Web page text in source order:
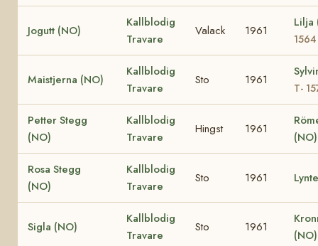
Jogutt (NO)
Kallblodig
Travare
Valack 1961
Lilja
1564
Maistjerna (NO)
Kallblodig
Travare
Sto 1961
T-
Petter Stegg
(NO)
Kallblodig
Travare
Hingst 1961
(NO)
Rosa Stegg
(NO)
Kallblodig
Travare
Sto 1961
Sigla (NO)
Kallblodig
Travare
Sto 1961